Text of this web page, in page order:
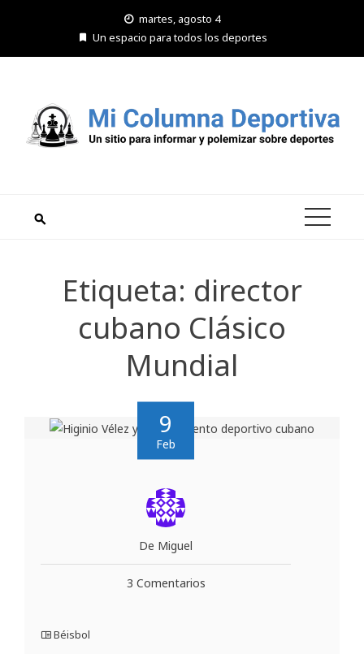
martes, agosto 4
Un espacio para todos los deportes
Etiqueta: director
cubano Clásico
Mundial
9
Feb
De Miguel
3 Comentarios
Béisbol